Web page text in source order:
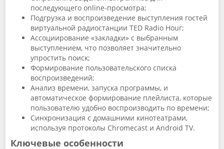
последующего online-просмотра;
Подгрузка и воспроизведение выступления гостей
виртуальной радиостанции TED Radio Hour;
Ассоциирование «закладки» с выбранным
выступлением, что позволяет значительно
упростить поиск;
Формирование пользовательского списка
воспроизведений;
Анализ времени, запуска программы, и
автоматическое формирование плейлиста, которые
пользователю удобно воспроизводить по времени;
Синхронизация с домашними кинотеатрами,
используя протоколы Chromecast и Android TV.
Ключевые особенности